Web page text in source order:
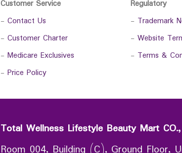
Customer Service
- Contact Us
- Customer Charter
- Medicare Exclusives
- Price Policy
Regulatory
- Trademark
- Website
- Terms &
Total Wellness Lifestyle Beauty Mart